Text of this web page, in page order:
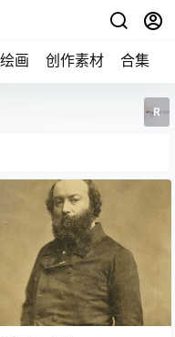
画 创作素材 合集
R